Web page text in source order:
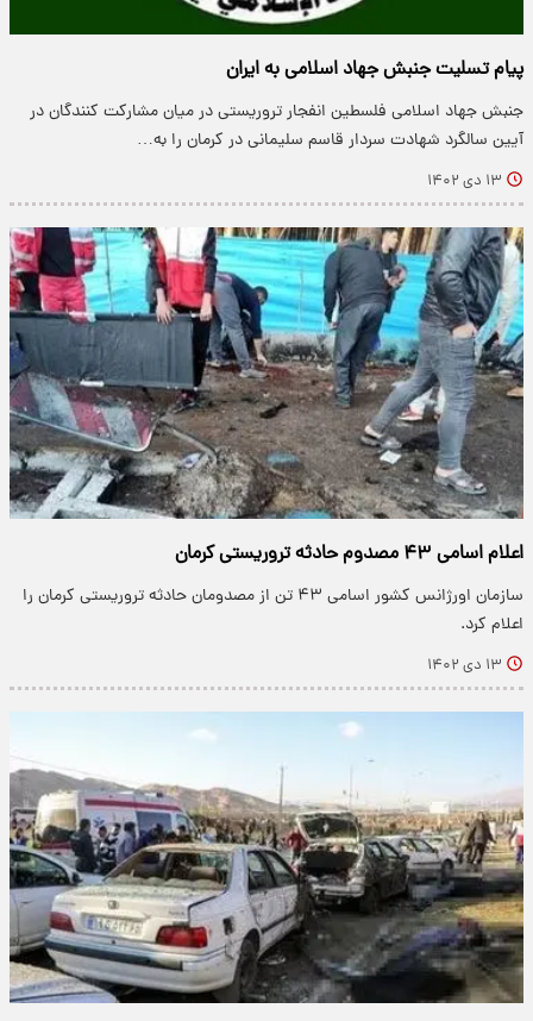
پیام تسلیت جنبش جهاد اسلامی به ایران
جنبش جهاد اسلامی فلسطین انفجار تروریستی در میان مشارکت کنندگان در
آیین سالگرد شهادت سردار قاسم سلیمانی در کرمان را به…
۱۳ دی ۱۴۰۲
اعلام اسامی ۴۳ مصدوم حادثه تروریستی کرمان
سازمان اورژانس کشور اسامی ۴۳ تن از مصدومان حادثه تروریستی کرمان را
اعلام کرد.
۱۳ دی ۱۴۰۲